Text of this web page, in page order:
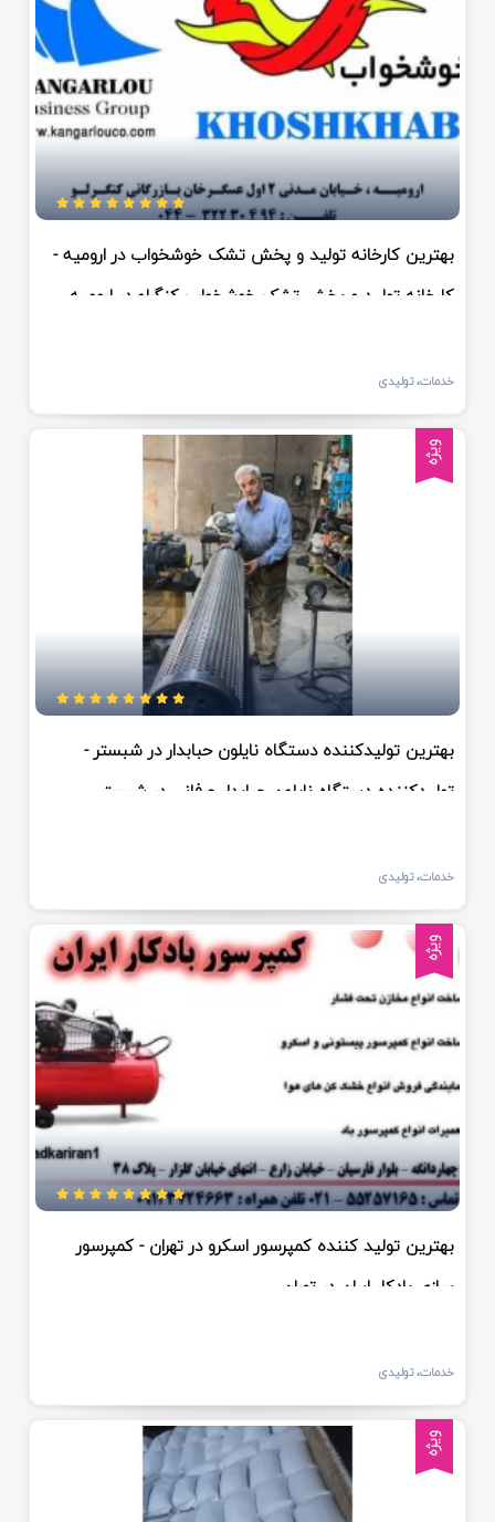
بهترین کارخانه تولید و پخش تشک خوشخواب در ارومیه -
کارخانه تولید و پخش تشک خوشخواب کنگرلو در ارومیه
خدمات، تولیدی
ویژه
بهترین تولیدکننده دستگاه نایلون حبابدار در شبستر -
تولیدکننده دستگاه نایلون حبابدار عرفانی در شبستر
خدمات، تولیدی
ویژه
بهترین تولید کننده کمپرسور اسکرو در تهران - کمپرسور
سازی بادکار ایران در تهران
خدمات، تولیدی
ویژه